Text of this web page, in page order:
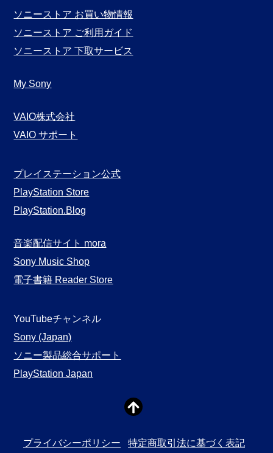
ソニーストア お買い物情報
ソニーストア ご利用ガイド
ソニーストア 下取サービス
My Sony
VAIO株式会社
VAIO サポート
プレイステーション公式
PlayStation Store
PlayStation.Blog
音楽配信サイト mora
Sony Music Shop
電子書籍 Reader Store
YouTubeチャンネル
Sony (Japan)
ソニー製品総合サポート
PlayStation Japan
プライバシーポリシー 特定商取引法に基づく表記